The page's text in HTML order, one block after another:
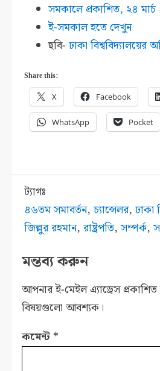
সমকালে প্রকাশিত, ২৪
ই-সমকাল হতে দেখুন
ছবি-ঢাকা
Share this:
X Facebook
WhatsApp Pocket
ট্যাগঃ
৪৬তম সমাবর্তন,চ্যান্সেলর,ঢাকা
জিল্লুর রহমান,রাষ্ট্রপতি,সম্পর্ক,
মন্তব্য করুন
আপনার ই-মেইল এ্যাড্রেস প্রকাশিত
বিষয়গুলো আবশ্যক।
কমেন্ট *